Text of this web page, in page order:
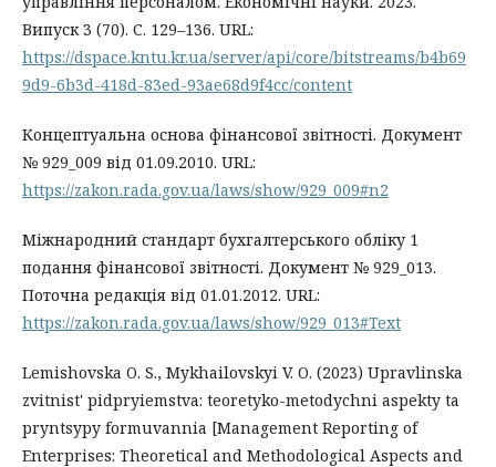
Випуск 3 (70). С. 129–136. URL:
https://dspace.kntu.kr.ua/server/api/core/bitstreams/b4b69
9d9-6b3d-418d-83ed-93ae68d9f4cc/content
Концептуальна основа фінансової звітності. Документ
№ 929_009 від 01.09.2010. URL:
https://zakon.rada.gov.ua/laws/show/929_009#n2
Міжнародний стандарт бухгалтерського обліку 1
подання фінансової звітності. Документ № 929_013.
Поточна редакція від 01.01.2012. URL:
https://zakon.rada.gov.ua/laws/show/929_013#Text
Lemishovska O. S., Mykhailovskyi V. O. (2023) Upravlinska
zvitnist' pidpryiemstva: teoretyko-metodychni aspekty ta
pryntsypy formuvannia [Management Reporting of
Enterprises: Theoretical and Methodological Aspects and